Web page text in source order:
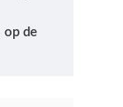
op de